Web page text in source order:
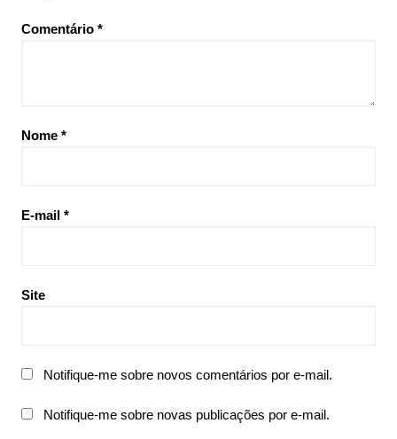
Comentário *
Nome *
E-mail *
Site
Notifique-me sobre novos comentários por e-mail.
Notifique-me sobre novas publicações por e-mail.